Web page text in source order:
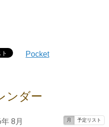
Pocket
ンダー
月 予定リスト
8月